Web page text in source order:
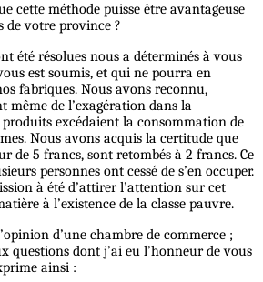
cette méthode puisse être avantageuse
de votre province ?
été résolues nous a déterminés à vous
est soumis, et qui ne pourra en
fabriques. Nous avons reconnu,
même de l’exagération dans la
excédaient la consommation de
Nous avons acquis la certitude que
de 5 francs, sont retombés à 2 francs. Ce
personnes ont cessé de s’en occuper.
à été d’attirer l’attention sur cet
à l’existence de la classe pauvre.
d’une chambre de commerce ;
questions dont j’ai eu l’honneur de vous
ainsi :